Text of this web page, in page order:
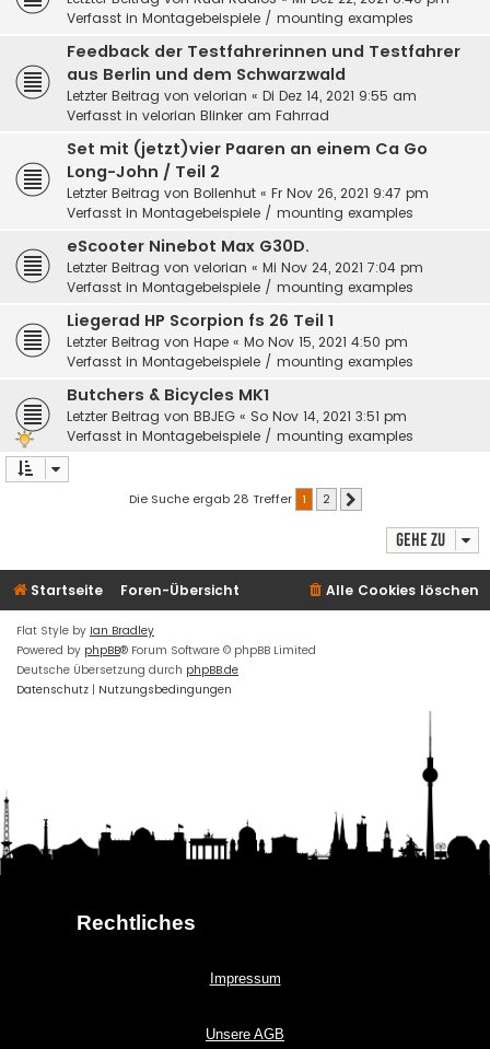
Verfasst in Montagebeispiele / mounting examples
Feedback der Testfahrerinnen und Testfahrer
aus Berlin und dem Schwarzwald
Letzter Beitrag von velorian « Di Dez 14, 2021 9:55 am
Verfasst in velorian Blinker am Fahrrad
Set mit (jetzt)vier Paaren an einem Ca Go
Long-John / Teil 2
Letzter Beitrag von Bollenhut « Fr Nov 26, 2021 9:47 pm
Verfasst in Montagebeispiele / mounting examples
eScooter Ninebot Max G30D.
Letzter Beitrag von velorian « Mi Nov 24, 2021 7:04 pm
Verfasst in Montagebeispiele / mounting examples
Liegerad HP Scorpion fs 26 Teil 1
Letzter Beitrag von Hape « Mo Nov 15, 2021 4:50 pm
Verfasst in Montagebeispiele / mounting examples
Butchers & Bicycles MK1
Letzter Beitrag von BBJEG « So Nov 14, 2021 3:51 pm
Verfasst in Montagebeispiele / mounting examples
Die Suche ergab 28 Treffer 1 2
Gehe zu
Startseite Foren-Übersicht Alle Cookies löschen
Flat Style by Ian Bradley
Powered by phpBB® Forum Software © phpBB Limited
Deutsche Übersetzung durch phpBB.de
Datenschutz | Nutzungsbedingungen
Rechtliches
Impressum
Unsere AGB